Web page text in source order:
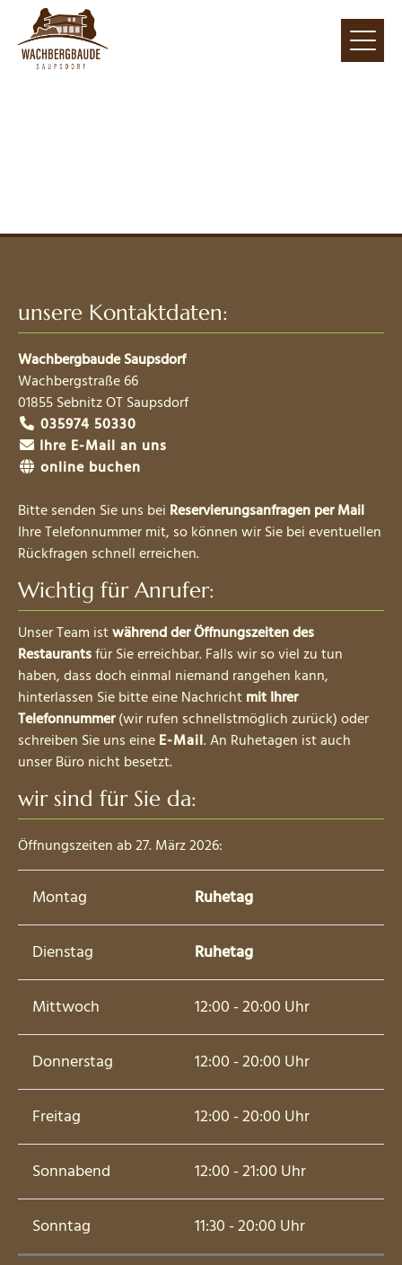
unsere Kontaktdaten:
Wachbergbaude Saupsdorf
Wachbergstraße 66
01855 Sebnitz OT Saupsdorf
035974 50330
Ihre E-Mail an uns
online buchen
Bitte senden Sie uns bei Reservierungsanfragen per Mail
Ihre Telefonnummer mit, so können wir Sie bei eventuellen
Rückfragen schnell erreichen.
Wichtig für Anrufer:
Unser Team istwährend der Öffnungszeiten des
Restaurantsfür Sie erreichbar. Falls wir so viel zu tun
haben, dass doch einmal niemand rangehen kann,
hinterlassen Sie bitte eine Nachricht mit Ihrer
Telefonnummer(wir rufen schnellstmöglich zurück) oder
schreiben Sie uns eine E-Mail. An Ruhetagen ist auch
unser Büro nicht besetzt.
wir sind für Sie da:
Öffnungszeiten ab 27. März 2026:
Montag Ruhetag
Dienstag Ruhetag
Mittwoch 12:00 - 20:00 Uhr
Donnerstag 12:00 - 20:00 Uhr
Freitag 12:00 - 20:00 Uhr
Sonnabend 12:00 - 21:00 Uhr
Sonntag 11:30 - 20:00 Uhr